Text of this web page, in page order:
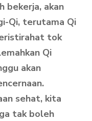
bekerja, akan
Qi, terutama Qi
tok
Qi
akan
sehat, kita
tak boleh